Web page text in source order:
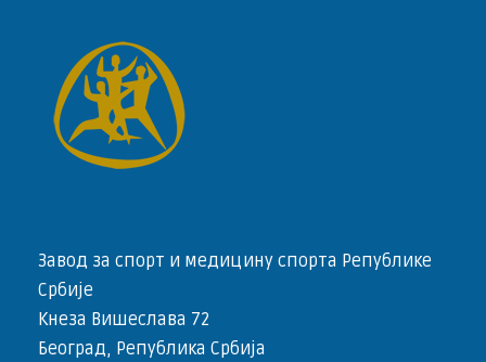
Завод за спорт и медицину спорта Републике
Србије
Кнеза Вишеслава 72
Београд, Република Србија